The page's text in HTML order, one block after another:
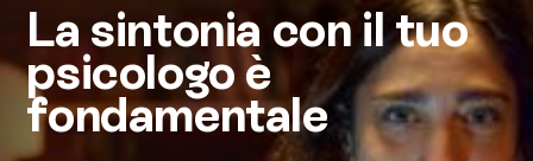
La sintonia con il tuo
psicologo è
fondamentale